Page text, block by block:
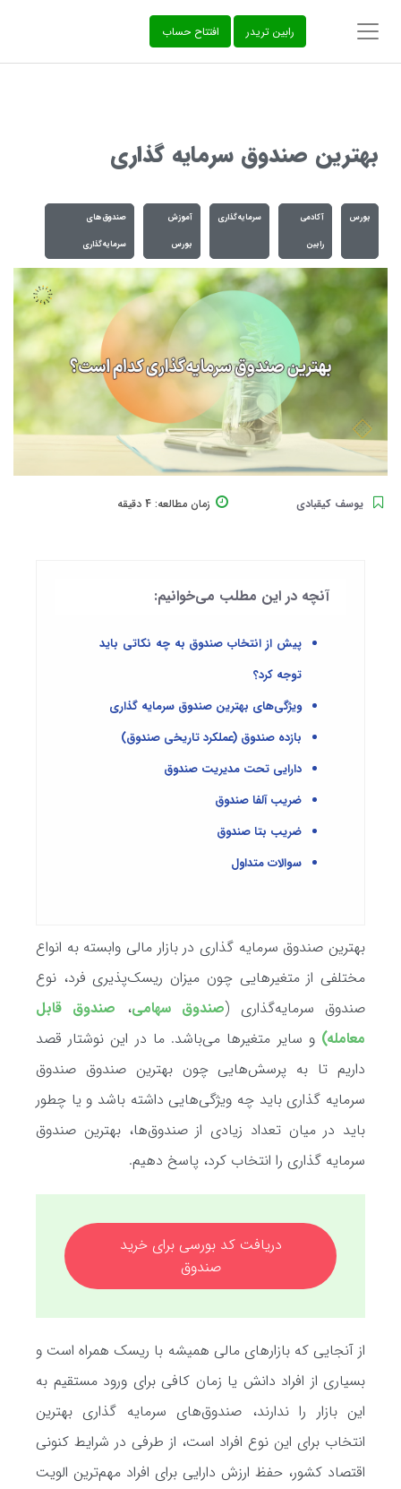
‌رابین تریدر افتتاح حساب
بهترین صندوق سرمایه گذاری
بورس آکادمی
رابین
سرمایه‌گذاری آموزش
بورس
صندوق‌های
سرمایه‌گذاری
یوسف کیقبادی زمان مطالعه: 4 دقیقه
آنچه در این مطلب می‌خوانیم:
پیش از انتخاب صندوق به چه نکاتی باید
توجه کرد؟
ویژگی‌های بهترین صندوق سرمایه گذاری
بازده صندوق (عملکرد تاریخی صندوق)
دارایی تحت مدیریت صندوق
ضریب آلفا صندوق
ضریب بتا صندوق
سوالات متداول
بهترین صندوق سرمایه گذاری در بازار مالی وابسته به انواع
مختلفی از متغیرهایی چون میزان ریسک‌پذیری فرد، نوع
صندوق سرمایه‌گذاری (صندوق سهامی،
صندوق قابل
معامله) و سایر متغیرها می‌باشد. ما در این نوشتار قصد
داریم تا به پرسش‌هایی چون بهترین صندوق صندوق
سرمایه گذاری باید چه ویژگی‌هایی داشته باشد و یا چطور
باید در میان تعداد زیادی از صندوق‌ها، بهترین صندوق
سرمایه گذاری را انتخاب کرد، پاسخ دهیم.
دریافت کد بورسی برای خرید
صندوق
از آنجایی که بازارهای مالی همیشه با ریسک همراه است و
بسیاری از افراد دانش یا زمان کافی برای ورود مستقیم به
این بازار را ندارند، صندوق‌های سرمایه گذاری بهترین
انتخاب برای این نوع افراد است، از طرفی در شرایط کنونی
اقتصاد کشور، حفظ ارزش دارایی برای افراد مهم‌ترین الویت